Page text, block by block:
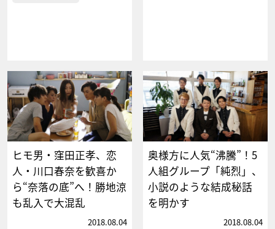
ヒモ男・窪田正孝、恋
人・川口春奈を歓喜か
ら“奈落の底”へ！勝地涼
も乱入で大混乱
2018.08.04
奥様方に人気“沸騰”！5
人組グループ「純烈」、
小説のような結成秘話
を明かす
2018.08.04